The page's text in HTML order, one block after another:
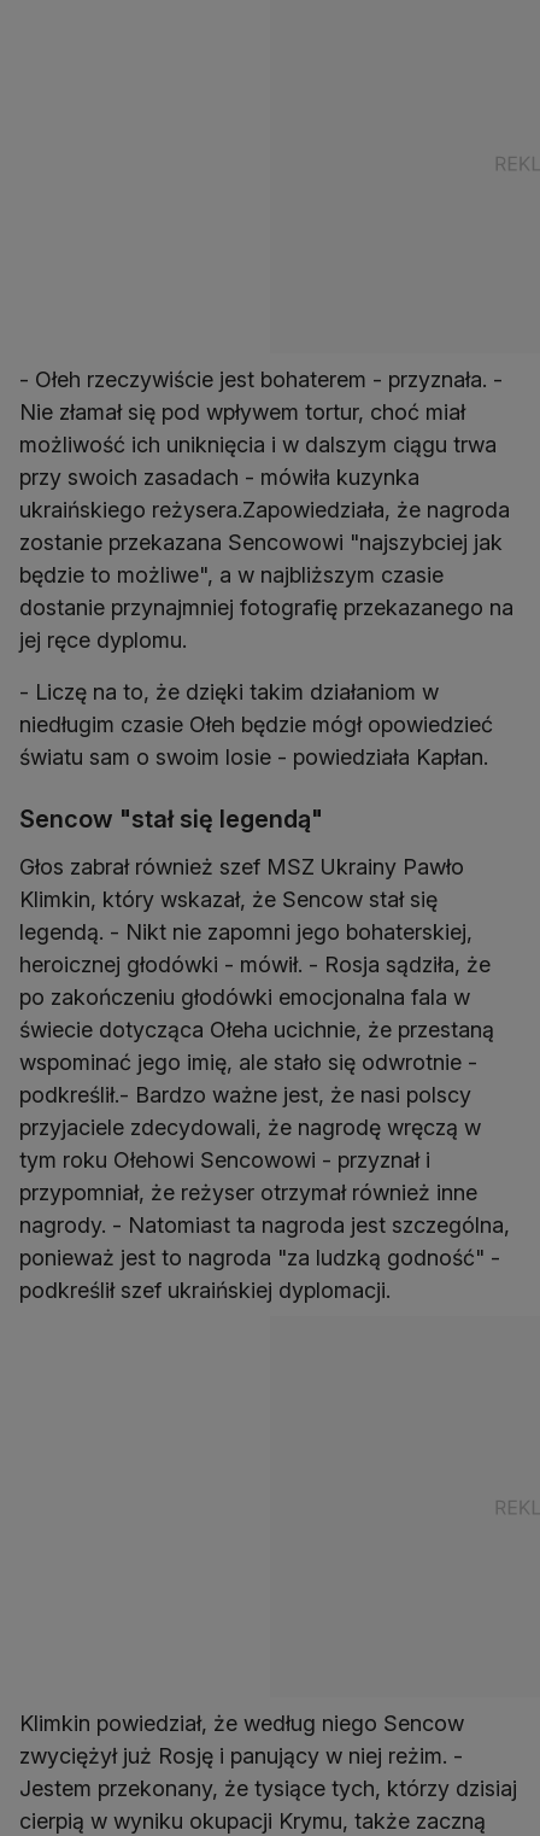
- Ołeh rzeczywiście jest bohaterem - przyznała. -
Nie złamał się pod wpływem tortur, choć miał
możliwość ich uniknięcia i w dalszym ciągu trwa
przy swoich zasadach - mówiła kuzynka
ukraińskiego reżysera.Zapowiedziała, że nagroda
zostanie przekazana Sencowowi "najszybciej jak
będzie to możliwe", a w najbliższym czasie
dostanie przynajmniej fotografię przekazanego na
jej ręce dyplomu.
- Liczę na to, że dzięki takim działaniom w
niedługim czasie Ołeh będzie mógł opowiedzieć
światu sam o swoim losie - powiedziała Kapłan.
Sencow "stał się legendą"
Głos zabrał również szef MSZ Ukrainy Pawło
Klimkin, który wskazał, że Sencow stał się
legendą. - Nikt nie zapomni jego bohaterskiej,
heroicznej głodówki - mówił. - Rosja sądziła, że
po zakończeniu głodówki emocjonalna fala w
świecie dotycząca Ołeha ucichnie, że przestaną
wspominać jego imię, ale stało się odwrotnie -
podkreślił.- Bardzo ważne jest, że nasi polscy
przyjaciele zdecydowali, że nagrodę wręczą w
tym roku Ołehowi Sencowowi - przyznał i
przypomniał, że reżyser otrzymał również inne
nagrody. - Natomiast ta nagroda jest szczególna,
ponieważ jest to nagroda "za ludzką godność" -
podkreślił szef ukraińskiej dyplomacji.
Klimkin powiedział, że według niego Sencow
zwyciężył już Rosję i panujący w niej reżim. -
Jestem przekonany, że tysiące tych, którzy dzisiaj
cierpią w wyniku okupacji Krymu, także zaczną